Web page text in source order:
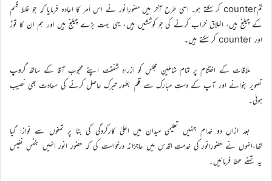
تمcounter کر سکتے ہو۔ اسی طرح آخر میں حضورِانور نے اس اَمر کا اعادہ فرمایا کہ جو غلط قسم
کے چیلنج ہیں، اخلاق خراب کرنے کی جو کوششیں ہیں، یہی بہت بڑے چیلنج ہیں اور ہم ان کا توڑ
اور counter کر سکتے ہیں۔
ملاقات کے اختتام پر تمام شاملینِ مجلس کو ازراہِ شفقت اپنے محبوب آقا کے ساتھ گروپ
تصویر بنوانے اور آپ کے دستِ مبارک سے قلم بطور تبرک حاصل کرنے کی سعادت بھی نصیب
ہوئی۔
بعد ازاں دو خدام جنہیں تعلیمی میدان میں اعلیٰ کارکردگی کی بنا پر تمغوں سے نوازا گیا
تھا،انہوں نے حضورِانور کی خدمتِ اقدس میں عاجزانہ درخواست کی کہ حضور انور انہیں بنفسِ نفیس
یہ تمغے عطا فرمائیں۔